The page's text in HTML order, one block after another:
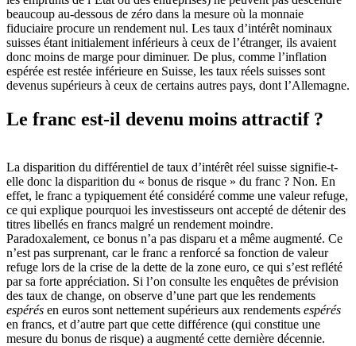
beaucoup au-dessous de zéro dans la mesure où la monnaie
fiduciaire procure un rendement nul. Les taux d’intérêt nominaux
suisses étant initialement inférieurs à ceux de l’étranger, ils avaient
donc moins de marge pour diminuer. De plus, comme l’inflation
espérée est restée inférieure en Suisse, les taux réels suisses sont
devenus supérieurs à ceux de certains autres pays, dont l’Allemagne.
Le franc est-il devenu moins attractif ?
La disparition du différentiel de taux d’intérêt réel suisse signifie-t-
elle donc la disparition du « bonus de risque » du franc ? Non. En
effet, le franc a typiquement été considéré comme une valeur refuge,
ce qui explique pourquoi les investisseurs ont accepté de détenir des
titres libellés en francs malgré un rendement moindre.
Paradoxalement, ce bonus n’a pas disparu et a même augmenté. Ce
n’est pas surprenant, car le franc a renforcé sa fonction de valeur
refuge lors de la crise de la dette de la zone euro, ce qui s’est reflété
par sa forte appréciation. Si l’on consulte les enquêtes de prévision
des taux de change, on observe d’une part que les rendements
espérés en euros sont nettement supérieurs aux rendements espérés
en francs, et d’autre part que cette différence (qui constitue une
mesure du bonus de risque) a augmenté cette dernière décennie.